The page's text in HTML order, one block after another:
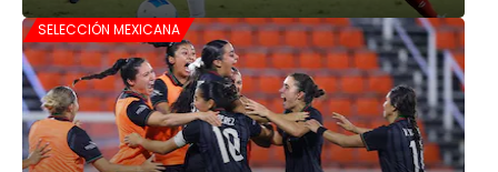
SELECCIÓN MEXICANA